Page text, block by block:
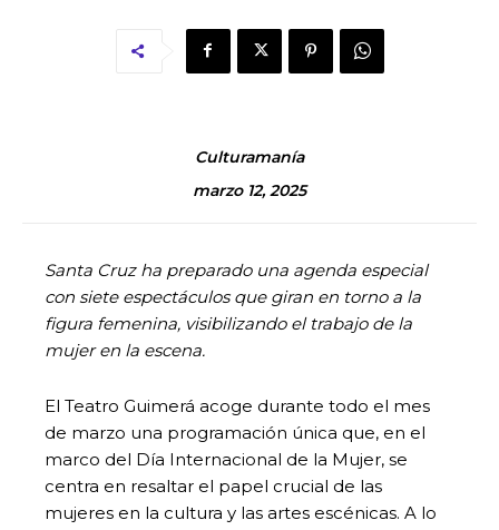
Culturamanía
marzo 12, 2025
Santa Cruz ha preparado una agenda especial
con siete espectáculos que giran en torno a la
figura femenina, visibilizando el trabajo de la
mujer en la escena.
El Teatro Guimerá acoge durante todo el mes
de marzo una programación única que, en el
marco del Día Internacional de la Mujer, se
centra en resaltar el papel crucial de las
mujeres en la cultura y las artes escénicas. A lo